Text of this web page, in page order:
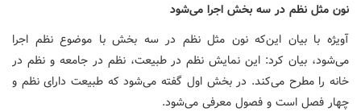
نون مثل نظم در سه بخش اجرا می‌شود
آویژه با بیان این‌که نون مثل نظم در سه بخش با موضوع نظم اجرا
می‌شود، بیان کرد: این نمایش نظم در طبیعت، نظم در جامعه و نظم در
خانه را مطرح می‌کند. در بخش اول گفته می‌شود که طبیعت دارای نظم و
چهار فصل است و فصول معرفی می‌شود.